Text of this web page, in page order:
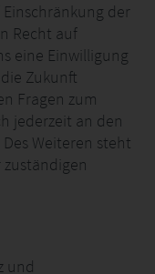
der
Recht auf
eine Einwilligung
Zukunft
Fragen zum
jederzeit an den
Weiteren steht
und